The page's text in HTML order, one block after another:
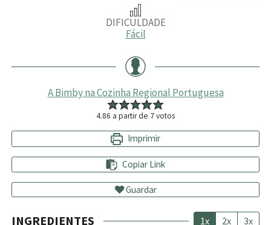
DIFICULDADE
Fácil
A Bimby na Cozinha Regional Portuguesa
4.86 a partir de 7votos
Imprimir
Copiar Link
Guardar
INGREDIENTES 1x 2x 3x